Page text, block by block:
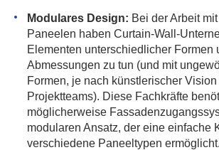
Modulares Design: Bei der Arbeit
Paneelen haben Curtain-Wall-
Elementen unterschiedlicher Formen
Abmessungen zu tun (und mit
Formen, je nach künstlerischer
Projektteams). Diese Fachkräfte
möglicherweise
modularen Ansatz, der eine einfache
verschiedene Paneeltypen ermöglicht.